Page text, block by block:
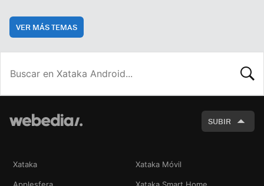
VER MÁS TEMAS
SUBIR
Xataka Xataka Móvil
Applesfera Xataka Smart Home